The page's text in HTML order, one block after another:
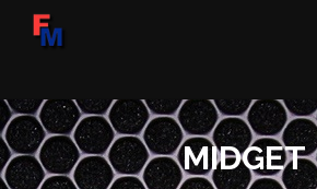
MIDGET